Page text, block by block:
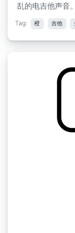
乱的电吉他声音。
Tag: 橙 吉他